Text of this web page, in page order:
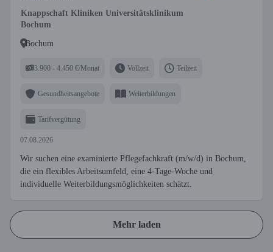
Knappschaft Kliniken Universitätsklinikum
Bochum
Bochum
3.900 - 4.450 €/Monat Vollzeit Teilzeit
Gesundheitsangebote Weiterbildungen
Tarifvergütung
07.08.2026
Wir suchen eine examinierte Pflegefachkraft (m/w/d) in Bochum,
die ein flexibles Arbeitsumfeld, eine 4-Tage-Woche und
individuelle Weiterbildungsmöglichkeiten schätzt.
Mehr laden